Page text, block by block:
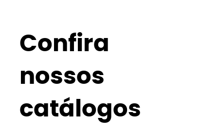
Confira
nossos
catálogos